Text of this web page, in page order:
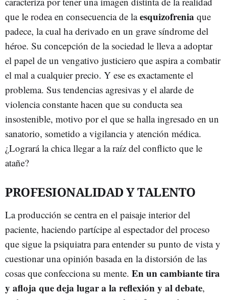
que le rodea en consecuencia de laesquizofrenia que
padece, la cual ha derivado en un grave síndrome del
héroe. Su concepción de la sociedad le lleva a adoptar
el papel de un vengativo justiciero que aspira a combatir
el mal a cualquier precio. Y ese es exactamente el
problema. Sus tendencias agresivas y el alarde de
violencia constante hacen que su conducta sea
insostenible, motivo por el que se halla ingresado en un
sanatorio, sometido a vigilancia y atención médica.
¿Logrará la chica llegar a la raíz del conflicto que le
atañe?
PROFESIONALIDAD Y TALENTO
La producción se centra en el paisaje interior del
paciente, haciendo partícipe al espectador del proceso
que sigue la psiquiatra para entender su punto de vista y
cuestionar una opinión basada en la distorsión de las
cosas que confecciona su mente. En un cambiante tira
y afloja que deja lugar a la reflexión y al debate,